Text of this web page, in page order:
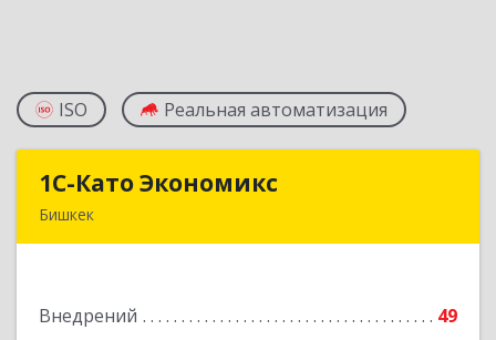
ISO Реальная автоматизация
1С-Като Экономикс
Бишкек
Внедрений
49
1С-Като Экономикс
Подробнее